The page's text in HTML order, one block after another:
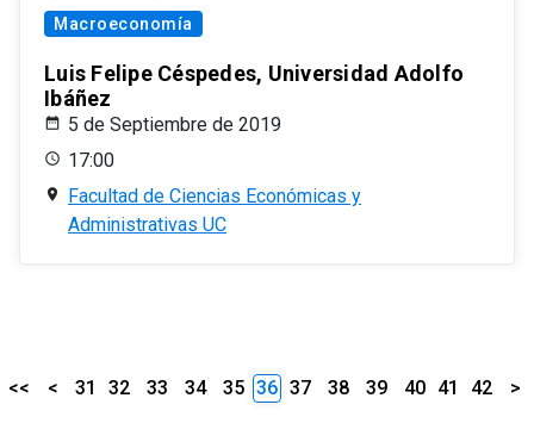
Macroeconomía
Luis Felipe Céspedes, Universidad Adolfo
Ibáñez
5 de Septiembre de 2019
17:00
Facultad de Ciencias Económicas y
Administrativas UC
<< < 31 32 33 34 35 36 37 38 39 40 41 42 >